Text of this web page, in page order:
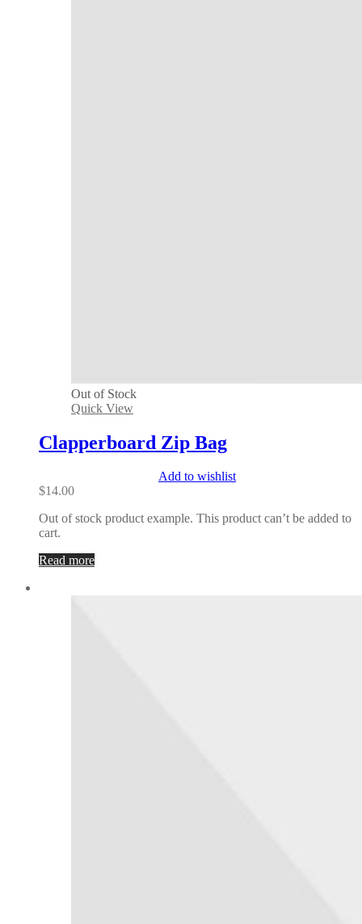
Out of Stock
Quick View
Clapperboard Zip Bag
Add to wishlist
$14.00
Out of stock product example. This product can’t be added to
cart.
Read more